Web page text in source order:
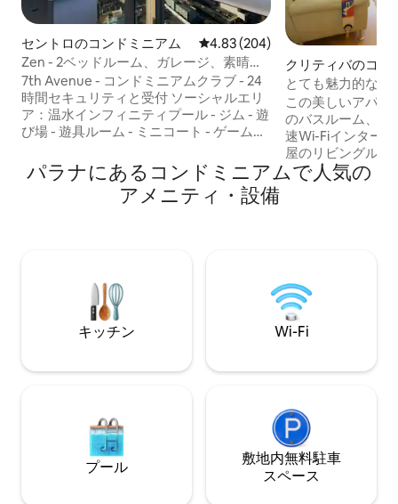
セントロのコンドミニアム レビュー204件、5つ星中4.83つ
4.83 (204)
Zen - 2ベッドルーム、ガレージ、素晴ら
しい眺望 sa1601
7th Avenue - コンドミニアムクラブ - 24
時間セキュリティと受付 ソーシャルエリ
ア：温水インフィニティプール - ジム - 遊
び場 - 遊具ルーム - ミニコート - ゲームル
- ビルの周辺にショッピング、マーケッ
ト、レストラン、カフェ、パン屋。 16階
- 55m - 180度の眺望 - 寝室2室（うち1室は
ったキッチン
クリティバのコン
とても魅力的な3
バテル
この美しいアパー
のバスルーム、42
速Wi-Fiインター
屋のリビングルー
す。 市内で最高
す！（セントロ/
トメントはこちら
https://
パラナにあるコンドミニアムで人気の
アメニティ・設備
キッチン Wi-Fi
プール
敷地内無料駐⁠車
ス⁠ペ⁠ー⁠ス